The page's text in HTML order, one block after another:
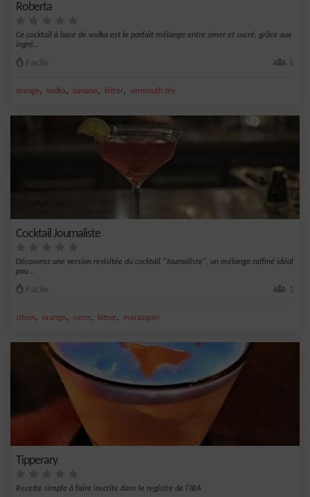
Roberta
Ce cocktail à base de vodka est le parfait mélange entre amer et sucré, grâce aux
ingré...
Facile 1
orange, vodka, banane, bitter, vermouth dry
Cocktail Journaliste
Découvrez une version revisitée du cocktail "Journaliste", un mélange raffiné idéal
pou...
Facile 1
citron, orange, sucre, bitter, marasquin
Tipperary
Recette simple à faire inscrite dans le registre de l'IBA